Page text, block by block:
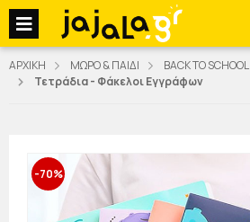
jajala Menu
ΑΡΧΙΚΗ ΜΩΡΟ & ΠΑΙΔΙ
BACK TO SCHOOL
Τετράδια - Φάκελοι Εγγράφων
-70%